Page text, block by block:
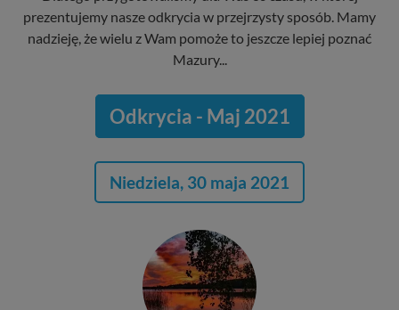
prezentujemy nasze odkrycia w przejrzysty sposób. Mamy
nadzieję, że wielu z Wam pomoże to jeszcze lepiej poznać
Mazury...
Odkrycia - Maj 2021
Niedziela, 30 maja 2021